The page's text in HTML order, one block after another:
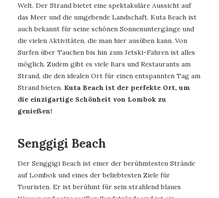
Welt. Der Strand bietet eine spektakuläre Aussicht auf
das Meer und die umgebende Landschaft. Kuta Beach ist
auch bekannt für seine schönen Sonnenuntergänge und
die vielen Aktivitäten, die man hier ausüben kann. Von
Surfen über Tauchen bis hin zum Jetski-Fahren ist alles
möglich. Zudem gibt es viele Bars und Restaurants am
Strand, die den idealen Ort für einen entspannten Tag am
Strand bieten. Kuta Beach ist der perfekte Ort, um
die einzigartige Schönheit von Lombok zu
genießen!
Senggigi Beach
Der Senggigi Beach ist einer der berühmtesten Strände
auf Lombok und eines der beliebtesten Ziele für
Touristen. Er ist berühmt für sein strahlend blaues